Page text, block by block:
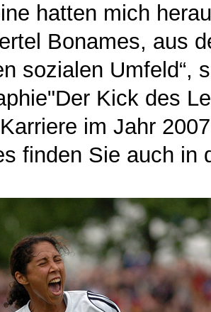
hatten mich
Bonames, aus
sozialen Umfeld“,
Kick des
im Jahr
finden Sie auch in